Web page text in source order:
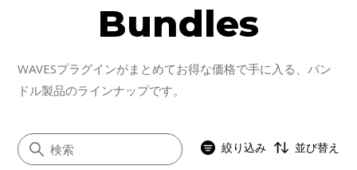
Bundles
WAVESプラグインがまとめてお得な価格で手に入る、バン
ドル製品のラインナップです。
絞り込み 並び替え